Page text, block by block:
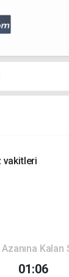
Azanına Kalan
01:06